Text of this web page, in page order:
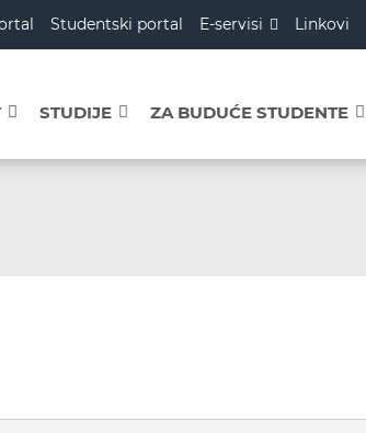
Studentski portal E-servisi Linkovi
STUDIJE ZA BUDUĆE STUDENTE